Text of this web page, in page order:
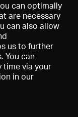
can optimally
are necessary
can also allow
us to further
You can
time via your
in our